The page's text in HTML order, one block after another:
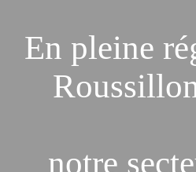
En pleine
notre